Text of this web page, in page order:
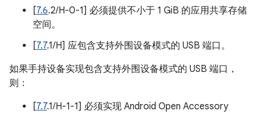
[7.6.2/H-0-1] 必须提供不小于 1 GiB 的应用共享存储
空间。
[7.7.1/H] 应包含支持外围设备模式的 USB 端口。
如果手持设备实现包含支持外围设备模式的 USB 端口，
则：
[7.7.1/H-1-1] 必须实现 Android Open Accessory